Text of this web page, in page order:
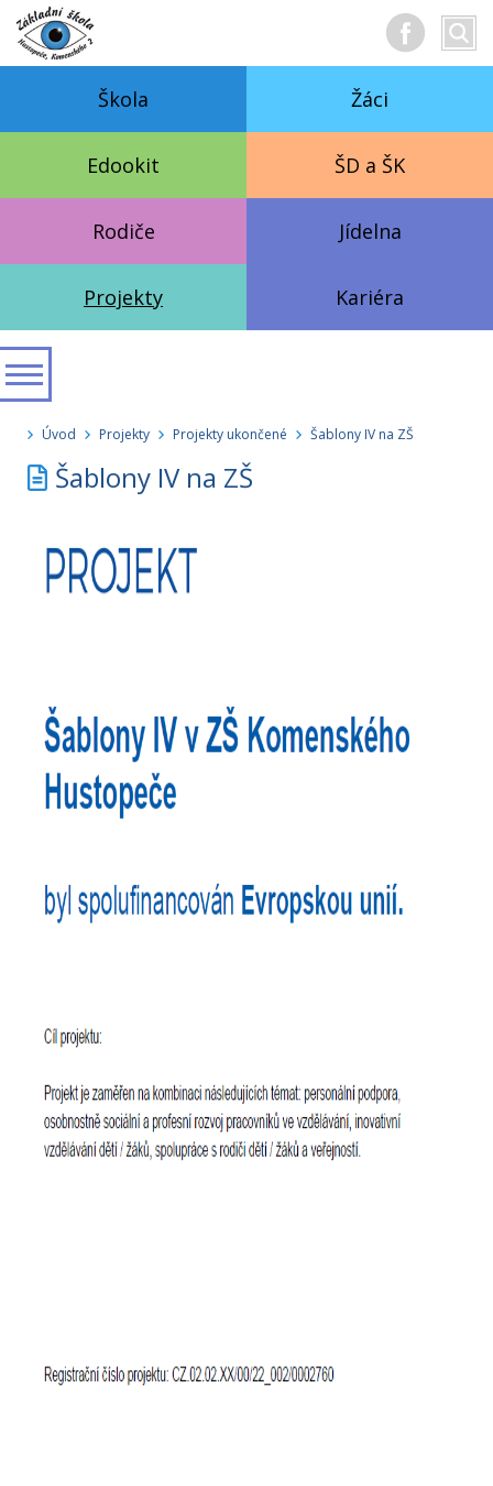
text
Škola Žáci
Edookit ŠD a ŠK
Rodiče Jídelna
Projekty Kariéra
Úvod Projekty Projekty ukončené Šablony IV na ZŠ
Šablony IV na ZŠ